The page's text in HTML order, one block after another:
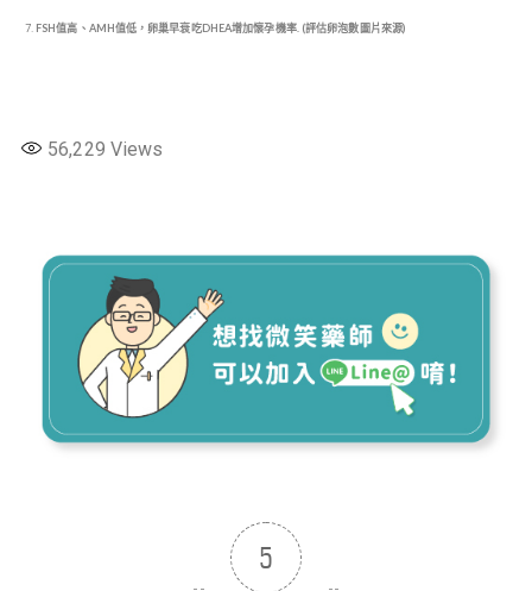
FSH值高、AMH值低，卵巢早衰吃DHEA增加懷孕機率.(評估卵泡數圖片來源)
56,229 Views
5